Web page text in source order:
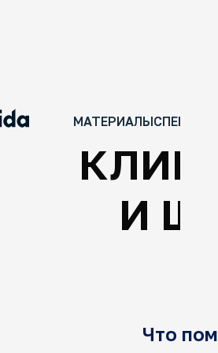
МАТЕРИАЛЫ
И
Что